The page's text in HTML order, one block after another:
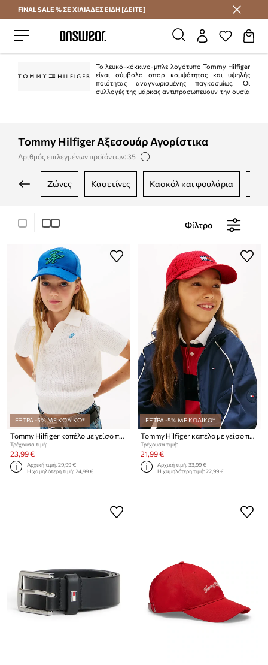
Εξοικονομήστε με το Answear Club
FINAL SALE % ΣΕ ΧΙΛΙΑΔΕΣ ΕΙΔΗ [ΔΕΙΤΕ]
Το λευκό-κόκκινο-μπλε λογότυπο Tommy Hilfiger
είναι σύμβολο σπορ κομψότητας και υψηλής
ποιότητας αναγνωρισμένης παγκοσμίως. Οι
συλλογές της μάρκας αντιπροσωπεύουν την ουσία
Tommy Hilfiger Αξεσουάρ Αγορίστικα
Αριθμός επιλεγμένων προϊόντων: 35
ζώνες κασετίνες κασκόλ και φουλάρια
Φίλτρο
ΕΞΤΡΑ -5% ΜΕ ΚΩΔΙΚΟ*
Tommy Hilfiger καπέλο με γείσο παιδικό βαμβακερό
Τρέχουσα τιμή:
23,99 €
Αρχική τιμή:29,99 €
Η χαμηλότερη τιμή:24,99 €
ΕΞΤΡΑ -5% ΜΕ ΚΩΔΙΚΟ*
Tommy Hilfiger καπέλο με γείσο παιδικό
Τρέχουσα τιμή:
21,99 €
Αρχική τιμή:33,99 €
Η χαμηλότερη τιμή:22,99 €